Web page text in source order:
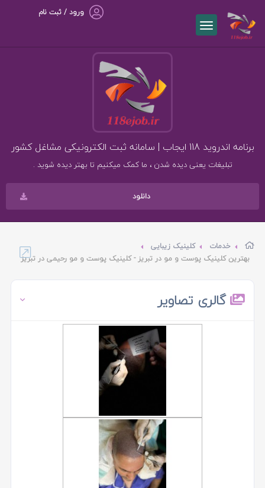
ورود / ثبت نام
برنامه اندروید 118 ایجاب | سامانه ثبت الکترونیکی مشاغل کشور
تبلیغات یعنی دیده شدن ، ما کمک میکنیم تا بهتر دیده شوید .
دانلود
خدمات
کلینیک زیبایی
بهترین کلینیک پوست و مو در تبریز - کلینیک پوست و مو رحیمی در تبریز
گالری تصاویر